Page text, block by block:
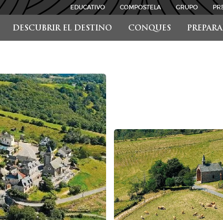
DESCUBRIR EL DESTINO CONQUES
EDUCATIVO COMPOSTELA GRUPO